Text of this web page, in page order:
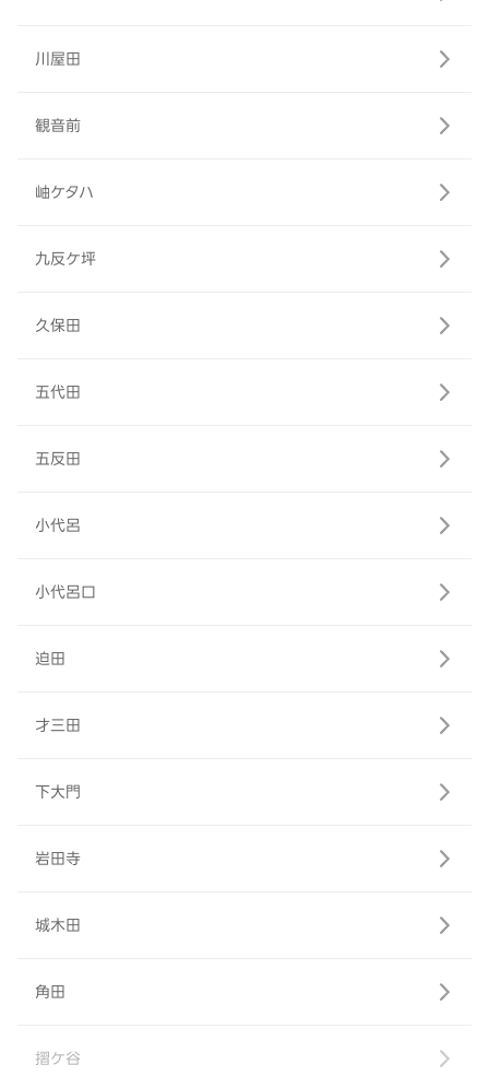
川屋田
観音前
岫ケタハ
九反ケ坪
久保田
五代田
五反田
小代呂
小代呂口
迫田
才三田
下大門
岩田寺
城木田
角田
摺ケ谷